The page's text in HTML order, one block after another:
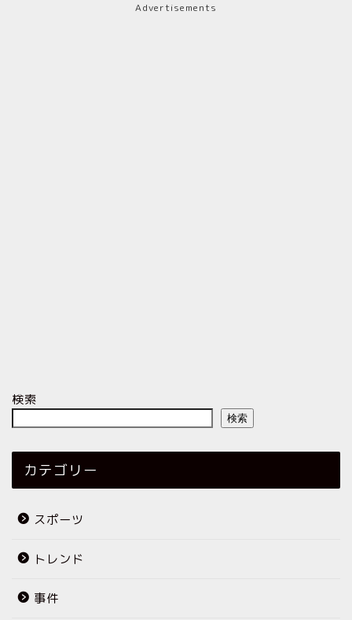
Advertisements
検索
検索
カテゴリー
スポーツ
トレンド
事件